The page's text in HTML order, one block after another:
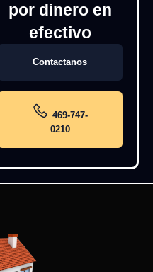
por dinero en
efectivo
Contactanos
469-747-
0210